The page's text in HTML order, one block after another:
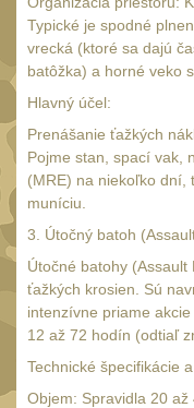
Monokuláry 5
Kolimátory
Zvětšovací
LPVO21
Na vzduchovku
Na kuše2
Velký oční reliéf
Na dlouhé
vzdálenosti13
Multi-range
Typické je spodné
vrecká (ktoré sa dajú
batôžka) a horné veko
Hlavný účel:
Prenášanie ťažkých
Pojme stan, spací vak,
(MRE) na niekoľko dní,
muníciu.
3. Útočný batoh
Útočné batohy
ťažkých krosien. Sú
intenzívne priame
12 až 72 hodín (odtiaľ
Technické špecifikácie
Objem: Spravidla 20 až